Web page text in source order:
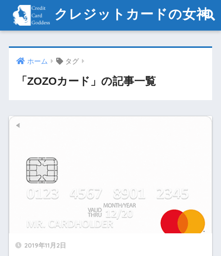
クレジットカードの女神
ホーム タグ
「ZOZOカード」の記事一覧
2019年11月2日